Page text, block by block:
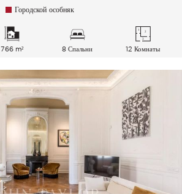
Городской особняк
766 m² 8 Спальни 12 Комнаты